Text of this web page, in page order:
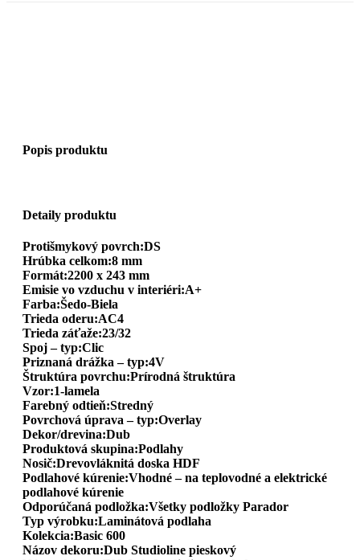
Popis produktu
Detaily produktu
Protišmykový povrch:DS
Hrúbka celkom:8 mm
Formát:2200 x 243 mm
Emisie vo vzduchu v interiéri:A+
Farba:Šedo-Biela
Trieda oderu:AC4
Trieda záťaže:23/32
Spoj – typ:Clic
Priznaná drážka – typ:4V
Štruktúra povrchu:Prírodná štruktúra
Vzor:1-lamela
Farebný odtieň:Stredný
Povrchová úprava – typ:Overlay
Dekor/drevina:Dub
Produktová skupina:Podlahy
Nosič:Drevovláknitá doska HDF
Podlahové kúrenie:Vhodné – na teplovodné a elektrické
podlahové kúrenie
Odporúčaná podložka:Všetky podložky Parador
Typ výrobku:Laminátová podlaha
Kolekcia:Basic 600
Názov dekoru:Dub Studioline pieskový